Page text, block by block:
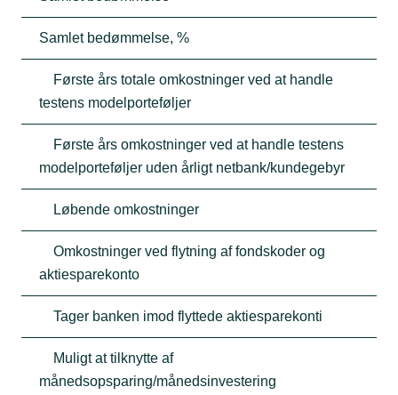
Samlet bedømmelse, %
Første års totale omkostninger ved at handle
testens modelporteføljer
Første års omkostninger ved at handle testens
modelporteføljer uden årligt netbank/kundegebyr
Løbende omkostninger
Omkostninger ved flytning af fondskoder og
aktiesparekonto
Tager banken imod flyttede aktiesparekonti
Muligt at tilknytte af
månedsopsparing/månedsinvestering